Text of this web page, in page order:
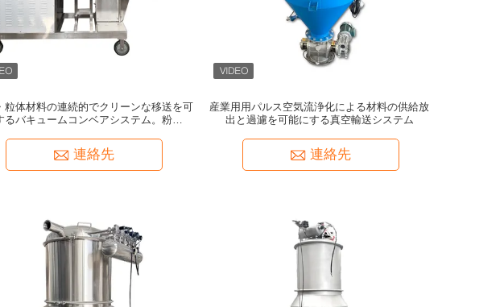
粒体材料の連続的でクリーンな移送を可
るバキュームコンベアシステム。粉塵を
連絡先
産業用用パルス空気流浄化による材料の供給放
出と過濾を可能にする真空輸送システム
連絡先